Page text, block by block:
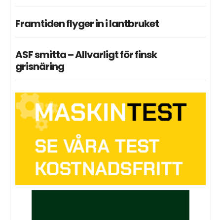
Framtiden flyger in i lantbruket
ASF smitta – Allvarligt för finsk
grisnäring